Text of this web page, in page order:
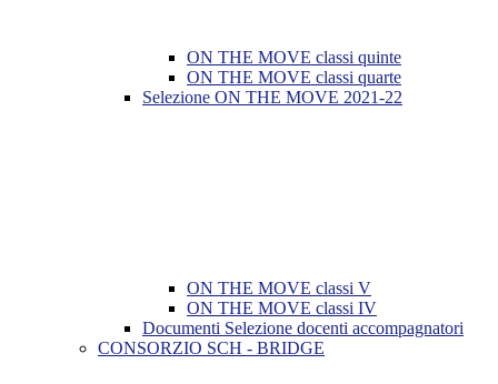
ON THE MOVE classi quinte
ON THE MOVE classi quarte
Selezione ON THE MOVE 2021-22
ON THE MOVE classi V
ON THE MOVE classi IV
Documenti Selezione docenti accompagnatori
CONSORZIO SCH - BRIDGE